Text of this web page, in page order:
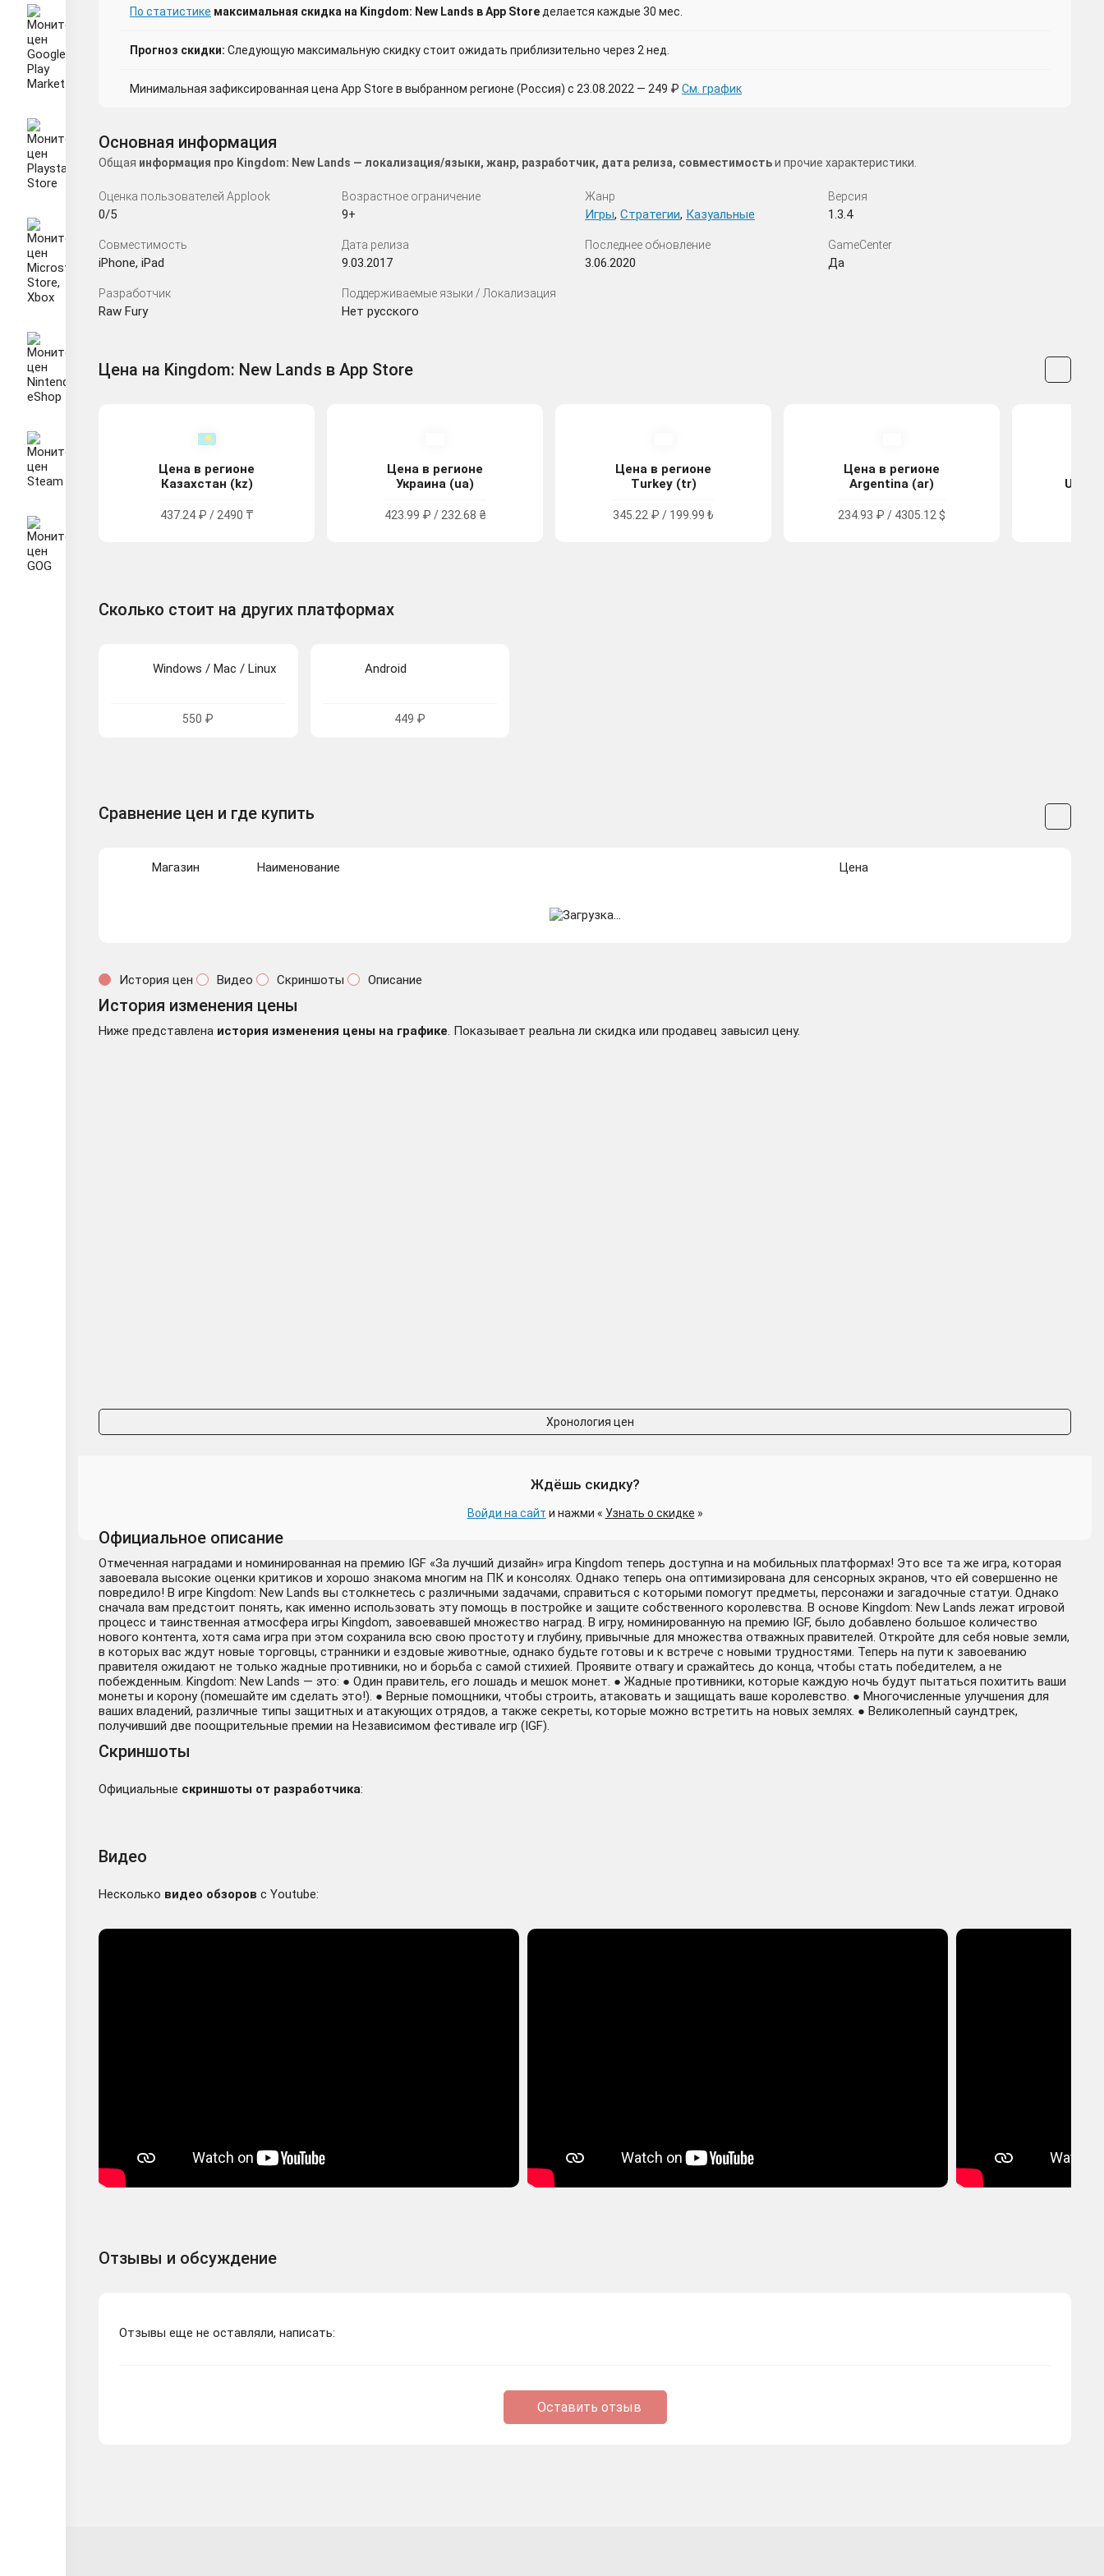
По статистике максимальная скидка на Kingdom: New Lands в App Store делается каждые 30 мес.
Прогноз скидки: Следующую максимальную скидку стоит ожидать приблизительно через 2 нед.
Минимальная зафиксированная цена App Store в выбранном регионе (Россия) с 23.08.2022 — 249 ₽ См. график
Основная информация
Общая информация про Kingdom: New Lands — локализация/языки, жанр, разработчик, дата релиза, совместимостьи прочие характеристики.
Оценка пользователей Applook
0/5
Возрастное ограничение
9+
Жанр
Игры, Стратегии, Казуальные
Версия
1.3.4
Совместимость
iPhone, iPad
Дата релиза
9.03.2017
Последнее обновление
3.06.2020
GameCenter
Да
Разработчик
Raw Fury
Поддерживаемые языки / Локализация
Нет русского
Цена на Kingdom: New Lands в App Store
Цена в регионе
Казахстан (kz)
437.24 ₽ / 2490 ₸
Цена в регионе
Украина (ua)
423.99 ₽ / 232.68 ₴
Цена в регионе
Turkey (tr)
345.22 ₽ / 199.99 ₺
Цена в регионе
Argentina (ar)
234.93 ₽ / 4305.12 $
Сколько стоит на других платформах
Windows / Mac / Linux
550 ₽
Android
449 ₽
Сравнение цен и где купить
Магазин Наименование Цена
История цен Видео Скриншоты Описание
История изменения цены
Ниже представлена история изменения цены на графике. Показывает реальна ли скидка или продавец завысил цену.
Хронология цен
Ждёшь скидку?
Войди на сайт и нажми « Узнать о скидке »
Официальное описание
Отмеченная наградами и номинированная на премию IGF «За лучший дизайн» игра Kingdom теперь доступна и на мобильных платформах! Это все та же игра, которая
завоевала высокие оценки критиков и хорошо знакома многим на ПК и консолях. Однако теперь она оптимизирована для сенсорных экранов, что ей совершенно не
повредило! В игре Kingdom: New Lands вы столкнетесь с различными задачами, справиться с которыми помогут предметы, персонажи и загадочные статуи. Однако
сначала вам предстоит понять, как именно использовать эту помощь в постройке и защите собственного королевства. В основе Kingdom: New Lands лежат игровой
процесс и таинственная атмосфера игры Kingdom, завоевавшей множество наград. В игру, номинированную на премию IGF, было добавлено большое количество
нового контента, хотя сама игра при этом сохранила всю свою простоту и глубину, привычные для множества отважных правителей. Откройте для себя новые земли,
в которых вас ждут новые торговцы, странники и ездовые животные, однако будьте готовы и к встрече с новыми трудностями. Теперь на пути к завоеванию
правителя ожидают не только жадные противники, но и борьба с самой стихией. Проявите отвагу и сражайтесь до конца, чтобы стать победителем, а не
побежденным. Kingdom: New Lands — это: ● Один правитель, его лошадь и мешок монет. ● Жадные противники, которые каждую ночь будут пытаться похитить ваши
монеты и корону (помешайте им сделать это!). ● Верные помощники, чтобы строить, атаковать и защищать ваше королевство. ● Многочисленные улучшения для
ваших владений, различные типы защитных и атакующих отрядов, а также секреты, которые можно встретить на новых землях. ● Великолепный саундтрек,
получивший две поощрительные премии на Независимом фестивале игр (IGF).
Скриншоты
Официальные скриншоты от разработчика:
Видео
Несколько видео обзоров с Youtube:
Отзывы и обсуждение
Отзывы еще не оставляли, написать:
Оставить отзыв